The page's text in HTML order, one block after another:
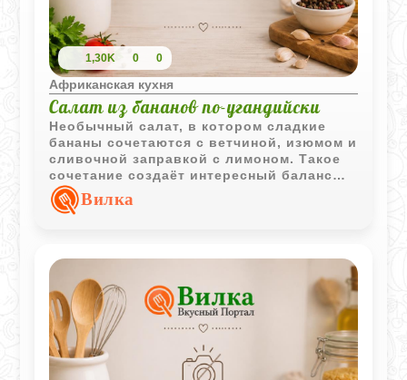
1,30K 0 0
Африканская кухня
Салат из бананов по-угандийски
Необычный салат, в котором сладкие
бананы сочетаются с ветчиной, изюмом и
сливочной заправкой с лимоном. Такое
сочетание создаёт интересный баланс
сладких и солоноватых вкусов.
Вилка